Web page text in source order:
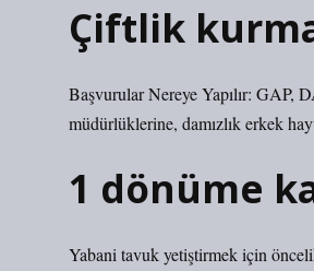
Çiftlik
Başvurular Nereye Yapılır: GAP,
müdürlüklerine, damızlık erkek
1 dönüme
Yabani tavuk yetiştirmek için